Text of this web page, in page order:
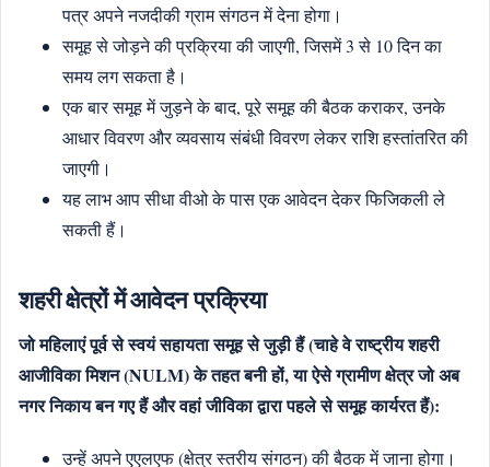
पत्र अपने नजदीकी ग्राम संगठन में देना होगा।
समूह से जोड़ने की प्रक्रिया की जाएगी, जिसमें 3 से 10 दिन का
समय लग सकता है।
एक बार समूह में जुड़ने के बाद, पूरे समूह की बैठक कराकर, उनके
आधार विवरण और व्यवसाय संबंधी विवरण लेकर राशि हस्तांतरित की
जाएगी।
यह लाभ आप सीधा वीओ के पास एक आवेदन देकर फिजिकली ले
सकती हैं।
शहरी क्षेत्रों में आवेदन प्रक्रिया
जो महिलाएं पूर्व से स्वयं सहायता समूह से जुड़ी हैं (चाहे वे राष्ट्रीय शहरी
आजीविका मिशन (NULM) के तहत बनी हों, या ऐसे ग्रामीण क्षेत्र जो अब
नगर निकाय बन गए हैं और वहां जीविका द्वारा पहले से समूह कार्यरत हैं):
उन्हें अपने एएलएफ (क्षेत्र स्तरीय संगठन) की बैठक में जाना होगा।